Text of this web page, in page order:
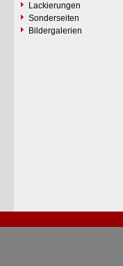
Lackierungen
Sonderseiten
Bildergalerien